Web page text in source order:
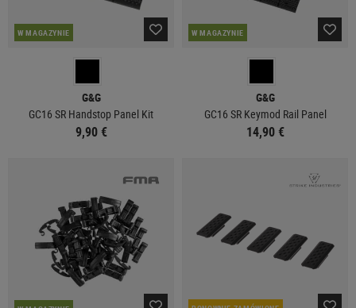
W MAGAZYNIE
G&G
GC16 SR Handstop Panel Kit
9,90 €
W MAGAZYNIE
G&G
GC16 SR Keymod Rail Panel
14,90 €